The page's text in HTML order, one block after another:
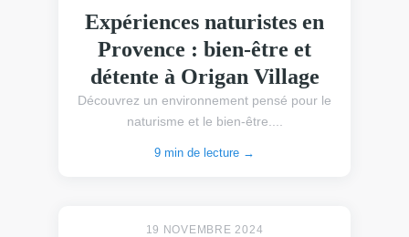
Expériences naturistes en
Provence : bien-être et
détente à Origan Village
Découvrez un environnement pensé pour le
naturisme et le bien-être....
9 min de lecture →
19 NOVEMBRE 2024